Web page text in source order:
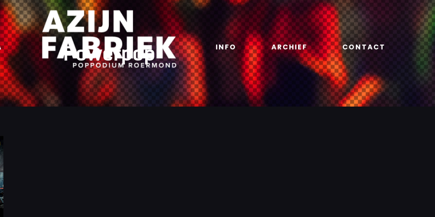
INFO ARCHIEF CONTACT
Powerpop